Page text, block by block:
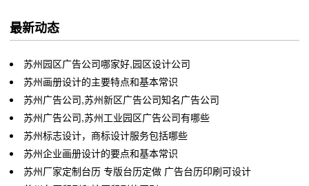
最新动态
苏州园区广告公司哪家好,园区设计公司
苏州画册设计的主要特点和基本常识
苏州广告公司,苏州新区广告公司知名广告公司
苏州广告公司,苏州工业园区广告公司有哪些
苏州标志设计，商标设计服务包括哪些
苏州企业画册设计的要点和基本常识
苏州厂家定制台历 专版台历定做 广告台历印刷可设计